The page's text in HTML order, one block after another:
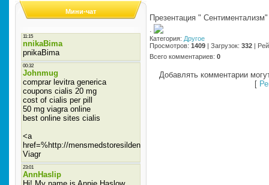
Мини-чат
Презентация " Сентиментализм"
·
Категория: Другое
Просмотров: 1409 | Загрузок: 332 |
Всего комментариев: 0
Добавлять комментарии
[